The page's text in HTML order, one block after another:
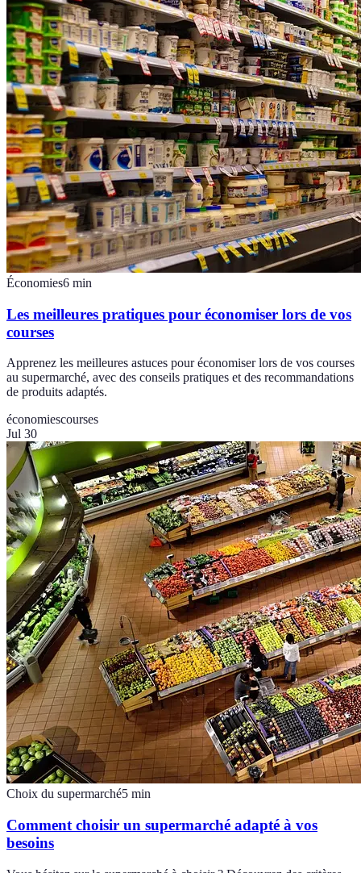
Économies6 min
Les meilleures pratiques pour économiser lors de vos
courses
Apprenez les meilleures astuces pour économiser lors de vos courses
au supermarché, avec des conseils pratiques et des recommandations
de produits adaptés.
économiescourses
Jul 30
Choix du supermarché5 min
Comment choisir un supermarché adapté à vos
besoins